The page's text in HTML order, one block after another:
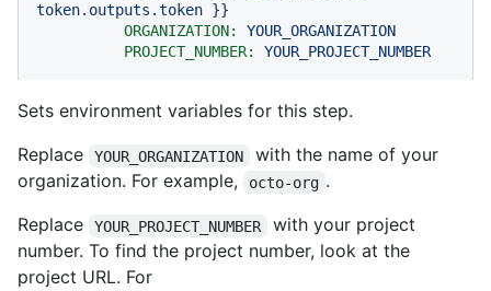
token.outputs.token }}
ORGANIZATION:
YOUR_ORGANIZATION
PROJECT_NUMBER:
YOUR_PROJECT_NUMBER
Sets environment variables for this step.
Replace
YOUR_ORGANIZATION
with the name of your
organization. For example,
octo-org .
Replace
YOUR_PROJECT_NUMBER
with your project
number. To find the project number, look at the
project URL. For